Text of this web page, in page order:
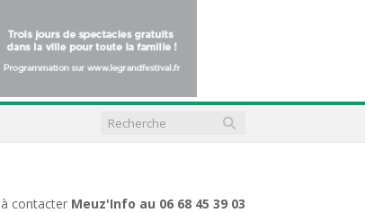
contacter Meuz'Info au 06 68 45 39 03